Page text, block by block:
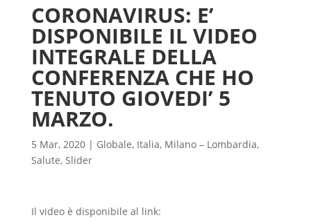
CORONAVIRUS: E’
DISPONIBILE IL VIDEO
INTEGRALE DELLA
CONFERENZA CHE HO
TENUTO GIOVEDI’ 5
MARZO.
5 Mar, 2020| Globale, Italia, Milano – Lombardia,
Salute, Slider
Il video è disponibile al link: